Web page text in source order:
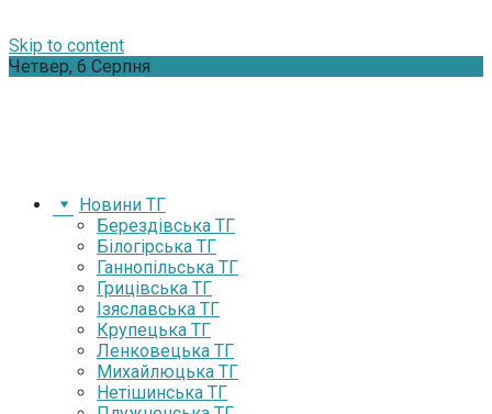
Skip to content
Четвер, 6 Серпня
Новини ТГ
Берездівська ТГ
Білогірська ТГ
Ганнопільська ТГ
Грицівська ТГ
Ізяславська ТГ
Крупецька ТГ
Ленковецька ТГ
Михайлюцька ТГ
Нетішинська ТГ